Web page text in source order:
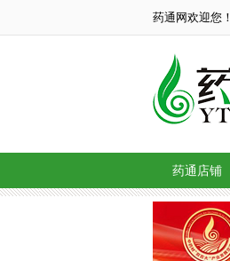
药通网欢迎您！
药通店铺